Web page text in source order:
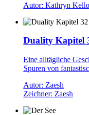
Autor: Kathryn
Duality Kapitel
Eine alltägliche
Spuren von
Autor: Zaesh
Zeichner: Zaesh